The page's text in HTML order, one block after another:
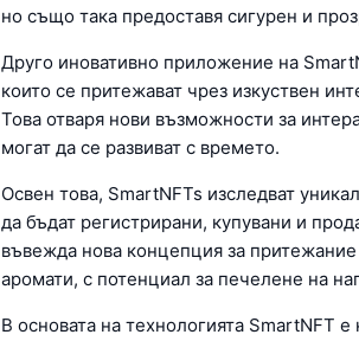
но също така предоставя сигурен и
Друго иновативно приложение на
които се притежават чрез изкуствен
Това отваря нови възможности за
могат да се развиват с времето.
Освен това, SmartNFTs изследват
да бъдат регистрирани, купувани и
въвежда нова концепция за
аромати, с потенциал за печелене на
В основата на технологията SmartNFT